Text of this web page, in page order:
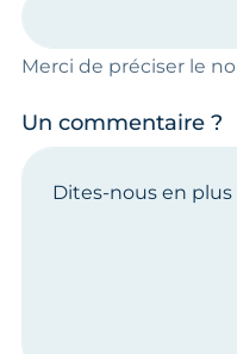
Merci de préciser le
Un commentaire ?